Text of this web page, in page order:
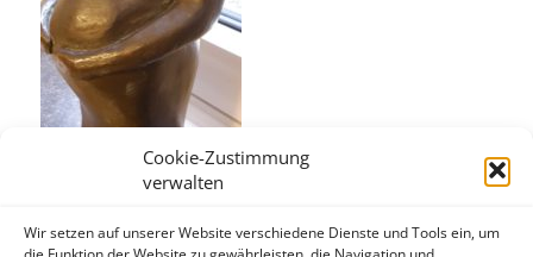
Cookie-Zustimmung
verwalten
Wir setzen auf unserer Website verschiedene Dienste und Tools ein, um